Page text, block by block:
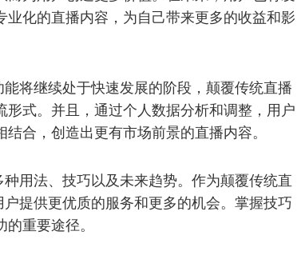
化的直播内容，为自己带来更多的收益和影
将继续处于快速发展的阶段，颠覆传统直播
式。并且，通过个人数据分析和调整，用户
合，创造出更有市场前景的直播内容。
用法、技巧以及未来趋势。作为颠覆传统直
提供更优质的服务和更多的机会。掌握技巧
重要途径。